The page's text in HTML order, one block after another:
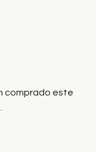
comprado este